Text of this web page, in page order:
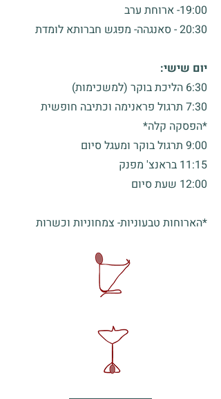
19:00- ארוחת ערב
20:30 - סאנגהה- מפגש חברותא לומדת
יום שישי:
6:30 הליכת בוקר (למשכימות)
7:30 תרגול פראנימה וכתיבה חופשית
*הפסקה קלה*
9:00 תרגול בוקר ומעגל סיום
11:15 בראנצ' מפנק
12:00 שעת סיום
*הארוחות טבעוניות- צמחוניות וכשרות